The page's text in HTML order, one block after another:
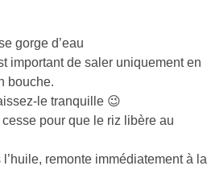
gorge d’eau
important de saler uniquement en
bouche.
le tranquille 😉
pour que le riz libère au
remonte immédiatement à la